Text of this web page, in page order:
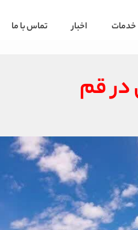
خدمات اخبار تماس با ما